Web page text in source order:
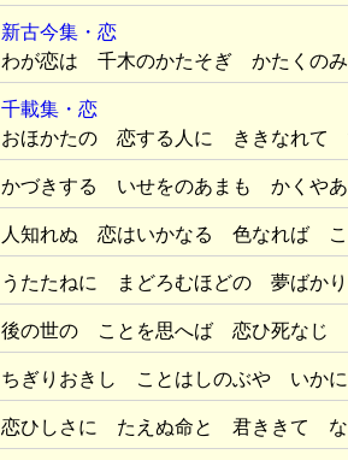
新古今集・恋
わが恋は 千木のかたそぎ かたくの
千載集・恋
おほかたの 恋する人に ききなれて
かづきする いせをのあまも かくや
人知れぬ 恋はいかなる 色なれば こ
うたたねに まどろむほどの 夢ばか
後の世の ことを思へば 恋ひ死なじ
ちぎりおきし ことはしのぶや いか
恋ひしさに たえぬ命と 君ききて な